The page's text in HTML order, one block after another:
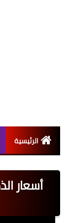
الرئيسية
أسعار